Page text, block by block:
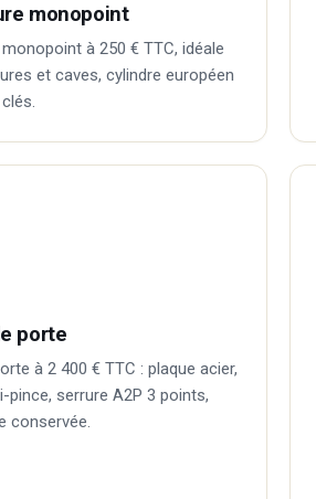
monopoint
à 250 € TTC, idéale
et caves, cylindre européen
porte
à 2 400 € TTC : plaque acier,
pince, serrure A2P 3 points,
conservée.